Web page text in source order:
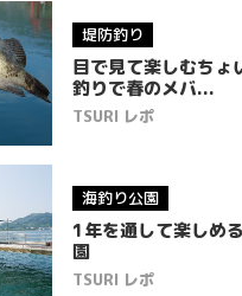
ITEM
GOODシリーズ
EGG
TSURI レポ
TSURI メモ
堤防釣り
目で見て楽しむちょ
釣りで春のメバ...
TSURI レポ
海釣り公園
1年を通して楽しめ
園
TSURI レポ